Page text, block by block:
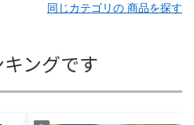
同じカテゴリの 商品を探す
ングです